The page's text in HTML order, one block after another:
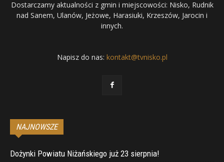
Dostarczamy aktualności z gmin i miejscowości: Nisko, Rudnik
nad Sanem, Ulanów, Jeżowe, Harasiuki, Krzeszów, Jarocin i
innych.
Napisz do nas: kontakt@tvnisko.pl
NAJNOWSZE
Dożynki Powiatu Niżańskiego już 23 sierpnia!